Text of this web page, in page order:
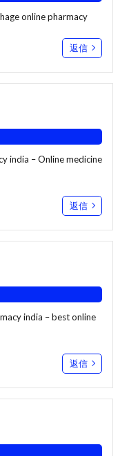
online pharmacy
返信
india – Online medicine
返信
india – best online
返信